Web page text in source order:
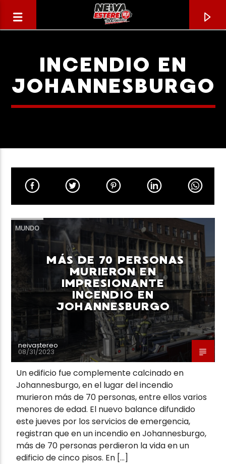
CANCIÓN ACTUAL
TÍTULO
ARTISTA
Neiva Estereo
INCENDIO EN
JOHANNESBURGO
MUNDO
MÁS DE 70 PERSONAS
MURIERON EN
IMPRESIONANTE
INCENDIO EN
JOHANNESBURGO
neivastereo
08/31/2023
Un edificio fue complemente calcinado en
Johannesburgo, en el lugar del incendio
murieron más de 70 personas, entre ellos varios
menores de edad. El nuevo balance difundido
este jueves por los servicios de emergencia,
registran que en un incendio en Johannesburgo,
más de 70 personas perdieron la vida en un
edificio de cinco pisos. En […]